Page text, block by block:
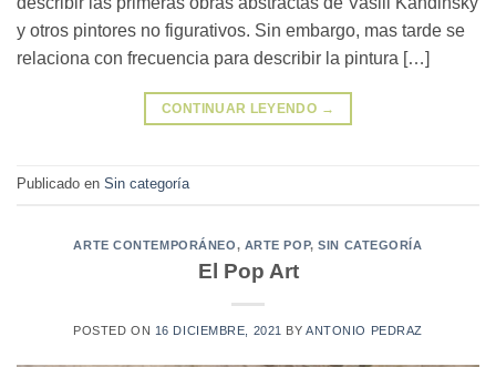
y otros pintores no figurativos. Sin embargo, mas tarde se
relaciona con frecuencia para describir la pintura […]
CONTINUAR LEYENDO →
Publicado en Sin categoría
ARTE CONTEMPORÁNEO, ARTE POP,SIN CATEGORÍA
El Pop Art
POSTED ON 16 DICIEMBRE, 2021 BYANTONIO PEDRAZ